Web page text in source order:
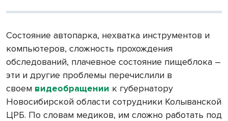
Состояние автопарка, нехватка инструментов и
компьютеров, сложность прохождения
обследований, плачевное состояние пищеблока –
эти и другие проблемы перечислили в
своем видеобращении к губернатору
Новосибирской области сотрудники Колыванской
ЦРБ. По словам медиков, им сложно работать под